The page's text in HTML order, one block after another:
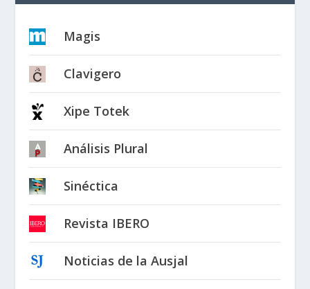
Magis
Clavigero
Xipe Totek
Análisis Plural
Sinéctica
Revista IBERO
Noticias de la Ausjal